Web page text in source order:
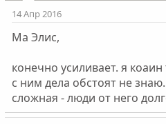
14 Апр 2016
Ма Элис,
конечно усиливает. я
с ним дела обстоят не
сложная - люди от него